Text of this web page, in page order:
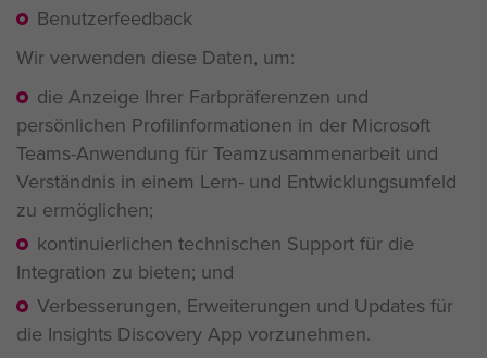
Benutzerfeedback
Wir verwenden diese Daten, um:
die Anzeige Ihrer Farbpräferenzen und
persönlichen Profilinformationen in der Microsoft
Teams-Anwendung für Teamzusammenarbeit und
Verständnis in einem Lern- und Entwicklungsumfeld
zu ermöglichen;
kontinuierlichen technischen Support für die
Integration zu bieten; und
Verbesserungen, Erweiterungen und Updates für
die Insights Discovery App vorzunehmen.